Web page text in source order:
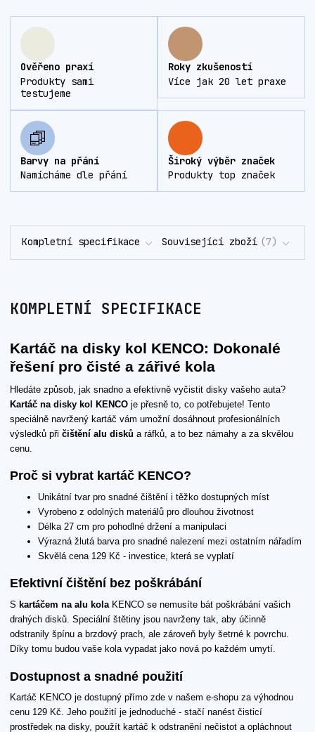
Ověřeno praxí
Produkty sami
testujeme
Roky zkušeností
Více jak 20 let praxe
Barvy na přání
Namícháme dle přání
Široký výběr značek
Produkty top značek
Kompletní specifikace Související zboží 7
KOMPLETNÍ SPECIFIKACE
Kartáč na disky kol KENCO: Dokonalé
řešení pro čisté a zářivé kola
Hledáte způsob, jak snadno a efektivně vyčistit disky vašeho auta?
Kartáč na disky kol KENCO je přesně to, co potřebujete! Tento
speciálně navržený kartáč vám umožní dosáhnout profesionálních
výsledků při čištění alu disků a ráfků, a to bez námahy a za skvělou
cenu.
Proč si vybrat kartáč KENCO?
Unikátní tvar pro snadné čištění i těžko dostupných míst
Vyrobeno z odolných materiálů pro dlouhou životnost
Délka 27 cm pro pohodlné držení a manipulaci
Výrazná žlutá barva pro snadné nalezení mezi ostatním nářadím
Skvělá cena 129 Kč - investice, která se vyplatí
Efektivní čištění bez poškrábání
S kartáčem na alu kolaKENCO se nemusíte bát poškrábání vašich
drahých disků. Speciální štětiny jsou navrženy tak, aby účinně
odstranily špínu a brzdový prach, ale zároveň byly šetrné k povrchu.
Díky tomu budou vaše kola vypadat jako nová po každém umytí.
Dostupnost a snadné použití
Kartáč KENCO je dostupný přímo zde v našem e-shopu za výhodnou
cenu 129 Kč. Jeho použití je jednoduché - stačí nanést čisticí
prostředek na disky, použít kartáč k odstranění nečistot a opláchnout